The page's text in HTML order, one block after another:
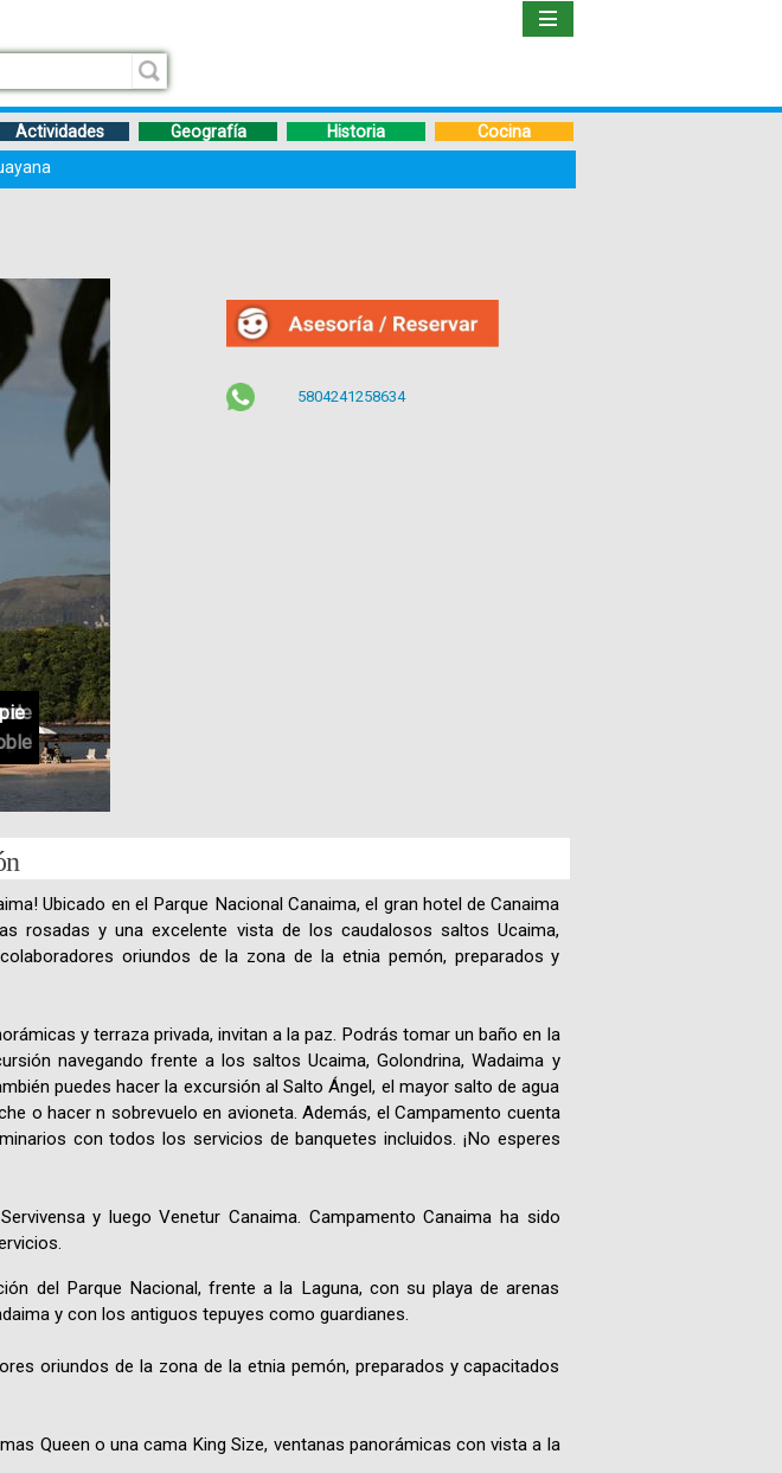
Libro
Actividades Geografía Historia
Cocina
5804241258634
de
run
de
Ubicado en el Parque Nacional Canaima, el gran hotel de Canaima
rosadas y una excelente vista de los caudalosos saltos Ucaima,
oriundos de la zona de la etnia pemón, preparados y
y terraza privada, invitan a la paz. Podrás tomar un baño en la
navegando frente a los saltos Ucaima, Golondrina, Wadaima y
puedes hacer la excursión al Salto Ángel, el mayor salto de agua
o hacer n sobrevuelo en avioneta. Además, el Campamento cuenta
con todos los servicios de banquetes incluidos. ¡No esperes
y luego Venetur Canaima. Campamento Canaima ha sido
del Parque Nacional, frente a la Laguna, con su playa de arenas
y con los antiguos tepuyes como guardianes.
oriundos de la zona de la etnia pemón, preparados y capacitados
Queen o una cama King Size, ventanas panorámicas con vista a la